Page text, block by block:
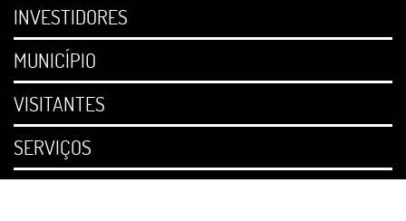
INVESTIDORES
MUNICÍPIO
VISITANTES
SERVIÇOS